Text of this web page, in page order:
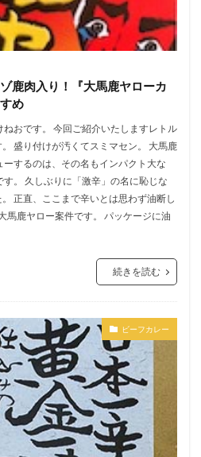
鹿肉入り！『大馬鹿ヤローカ
め
おです。 今回ご紹介いたしますレトル
盛り付けが汚くてスミマセン。 大馬鹿
するのは、その名もインパクト大な
す。 久しぶりに「激辛」の名に恥じな
正直、ここまで辛いとは思わず油断し
鹿ヤロー案件です。 パッケージに油
続きを読む
ビーフカレー